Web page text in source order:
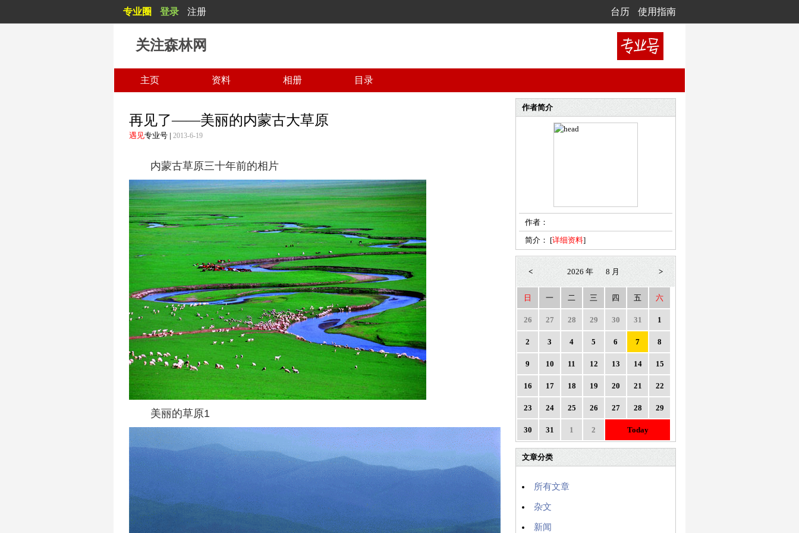
专业圈 登录 注册 台历 使用指南
关注森林网
主页 资料 相册 目录
再见了——美丽的内蒙古大草原
遇见专业号 | 2013-6-19
内蒙古草原三十年前的相片
美丽的草原1
作者简介
作者：
简介： [详细资料]
< 2026 年 8 月 >
日 一 二 三 四 五 六
26 27 28 29 30 31 1
2 3 4 5 6 7 8
9 10 11 12 13 14 15
16 17 18 19 20 21 22
23 24 25 26 27 28 29
30 31 1 2 Today
文章分类
所有文章
杂文
新闻